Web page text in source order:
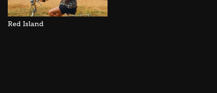
Red Island